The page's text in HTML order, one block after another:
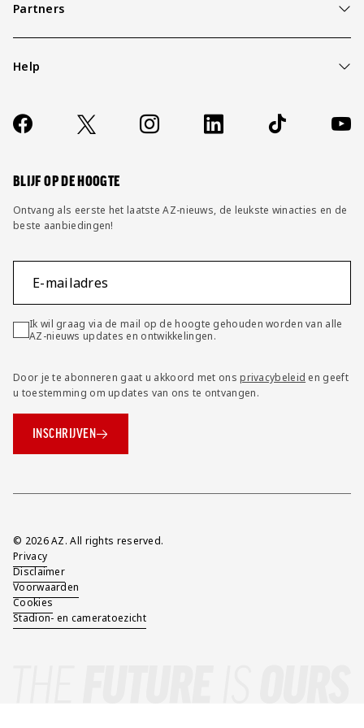
Partners
Help
Contact
FAQ
Socials
https://www.facebook.com/AZAlkmaar
X Instagram LinkedIn TikTok
BLIJF OP DE HOOGTE
Ontvang als eerste het laatste AZ-nieuws, de leukste winacties en de
beste aanbiedingen!
E-mailadres
Ik wil graag via de mail op de hoogte gehouden worden van alle
AZ-nieuws updates en ontwikkelingen.
Door je te abonneren gaat u akkoord met onsprivacybeleid en geeft
u toestemming om updates van ons te ontvangen.
INSCHRIJVEN
Overig
© 2026 AZ. All rights reserved.
Privacy
Disclaimer
Voorwaarden
Cookies
Stadion- en cameratoezicht